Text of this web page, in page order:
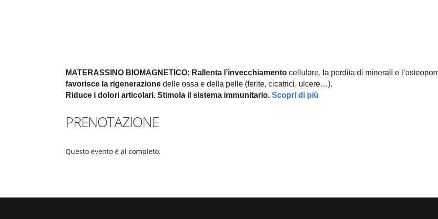
MATERASSINO BIOMAGNETICO: Rallenta l’invecchiamento cellulare, la perdita di minerali e
favorisce la rigenerazione delle ossa e della pelle (ferite, cicatrici, ulcere…).
Riduce i dolori articolari.Stimola il sistema immunitario.Scopri di più
PRENOTAZIONE
Questo evento è al completo.